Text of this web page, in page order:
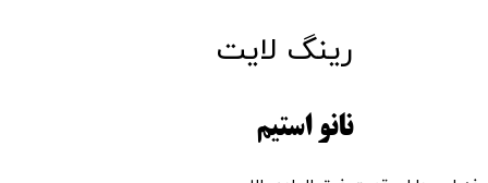
​رینگ لایت
نانو استیم